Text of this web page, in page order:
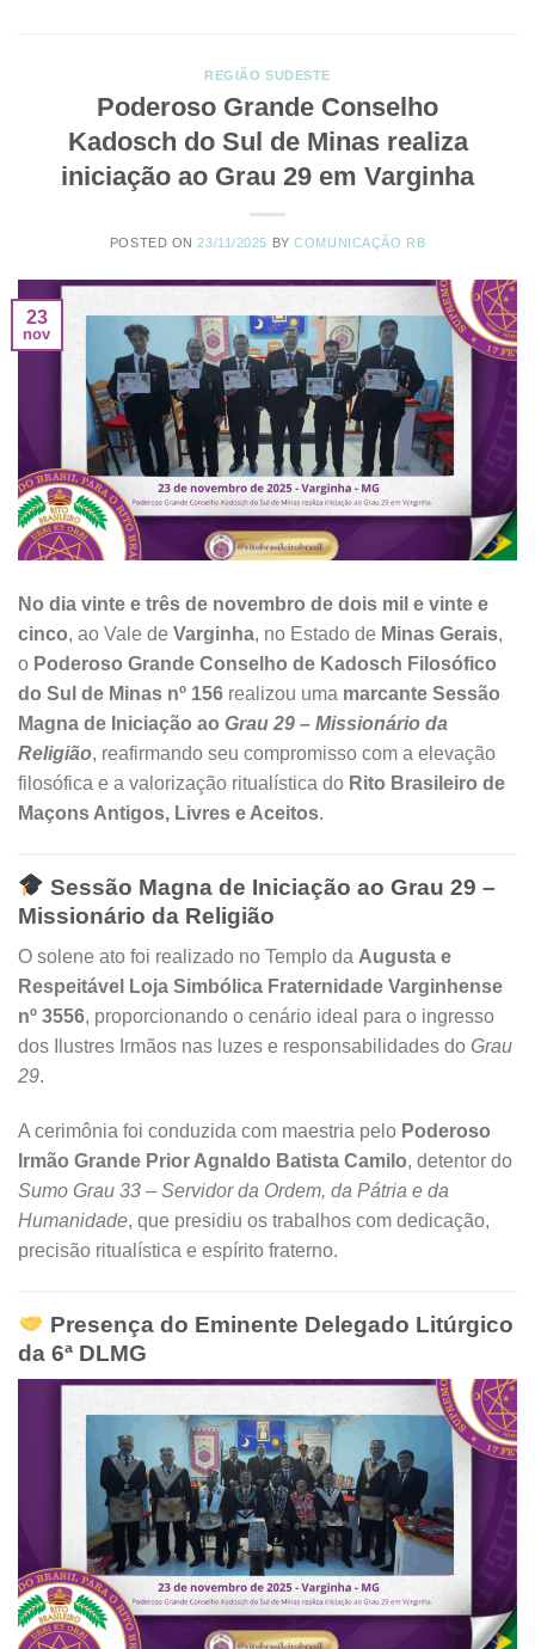
REGIÃO SUDESTE
Poderoso Grande Conselho
Kadosch do Sul de Minas realiza
iniciação ao Grau 29 em Varginha
POSTED ON23/11/2025 BYCOMUNICAÇÃO RB
23
nov
No dia vinte e três de novembro de dois mil e vinte e
cinco, ao Vale de Varginha, no Estado de Minas Gerais,
o Poderoso Grande Conselho de Kadosch Filosófico
do Sul de Minas nº 156 realizou uma marcante Sessão
Magna de Iniciação ao Grau 29 – Missionário da
Religião, reafirmando seu compromisso com a elevação
filosófica e a valorização ritualística do Rito Brasileiro de
Maçons Antigos, Livres e Aceitos.
Sessão Magna de Iniciação ao Grau 29 –
Missionário da Religião
O solene ato foi realizado no Templo da Augusta e
Respeitável Loja Simbólica Fraternidade Varginhense
nº 3556, proporcionando o cenário ideal para o ingresso
dos Ilustres Irmãos nas luzes e responsabilidades do Grau
29.
A cerimônia foi conduzida com maestria pelo Poderoso
Irmão Grande Prior Agnaldo Batista Camilo, detentor do
Sumo Grau 33 – Servidor da Ordem, da Pátria e da
Humanidade, que presidiu os trabalhos com dedicação,
precisão ritualística e espírito fraterno.
Presença do Eminente Delegado Litúrgico
da 6ª DLMG